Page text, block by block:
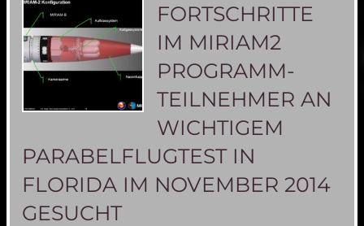
Aufblastest
des
MIRIAM2-
Ballons
FORTSCHRITTE
IM MIRIAM2
PROGRAMM-
TEILNEHMER AN
WICHTIGEM
PARABELFLUGTEST IN
FLORIDA IM NOVEMBER 2014
GESUCHT